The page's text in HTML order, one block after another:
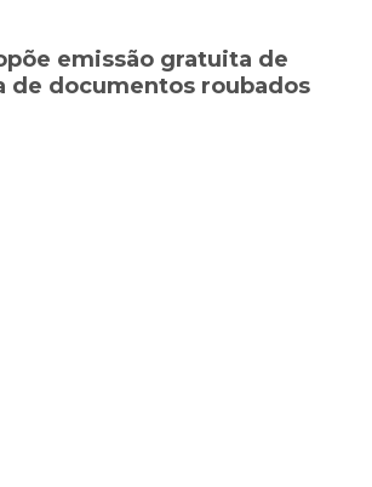
emissão gratuita de
de documentos roubados